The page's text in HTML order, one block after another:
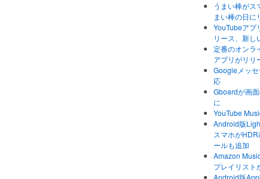
うまい棒がス
まい棒の日に
YouTubeアプ
リース、新し
定番のオンラ
アプリがリリ
Googleメッ
応
Gboardが画
に
YouTube
Android版
スマホが
ールも追加
Amazon
プレイリスト
Android版